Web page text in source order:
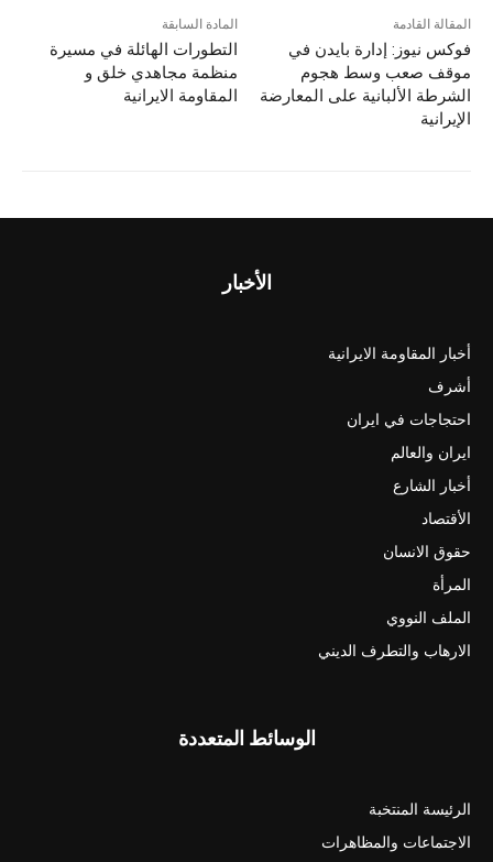
المادة السابقة
التطورات الهائلة في مسيرة
منظمة مجاهدي خلق و
المقاومة الايرانية
المقالة القادمة
فوكس نيوز: إدارة بايدن في
موقف صعب وسط هجوم
الشرطة الألبانية على المعارضة
الإيرانية
الأخبار
أخبار المقاومة الايرانية
أشرف
احتجاجات في ايران
ايران والعالم
أخبار الشارع
الأقتصاد
حقوق الانسان
المرأة
الملف النووي
الارهاب والتطرف الديني
الوسائط المتعددة
الرئيسة المنتخبة
الاجتماعات والمظاهرات